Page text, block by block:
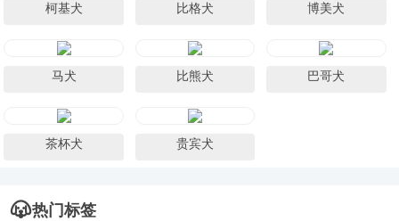
柯基犬 比格犬 博美犬
马犬 比熊犬 巴哥犬
茶杯犬 贵宾犬
热门标签